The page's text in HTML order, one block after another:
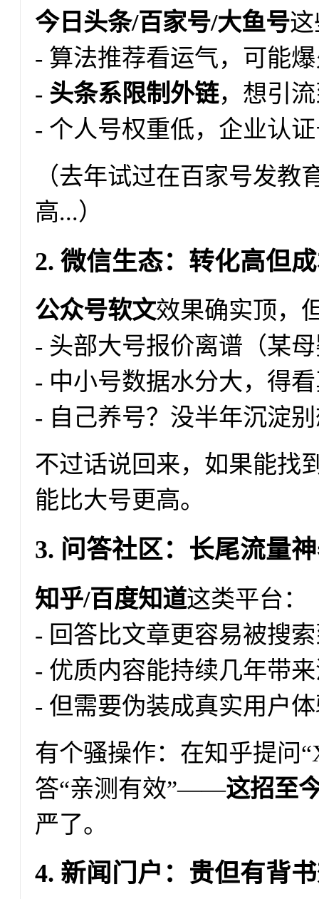
今日头条/百家号/大鱼号
- 算法推荐看运气，可能
- 头条系限制外链，想引
- 个人号权重低，企业认
（去年试过在百家号发
高...）
2. 微信生态：转化高但
公众号软文效果确实顶，
- 头部大号报价离谱（某
- 中小号数据水分大，得
- 自己养号？没半年沉淀
不过话说回来，如果能找
能比大号更高。
3. 问答社区：长尾流量
知乎/百度知道这类平台：
- 回答比文章更容易被搜
- 优质内容能持续几年带
- 但需要伪装成真实用户
有个骚操作：在知乎提问
答“亲测有效”——这招至
严了。
4. 新闻门户：贵但有背